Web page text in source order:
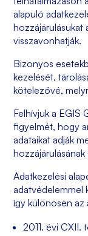
alapuló
hozzájárulásukat
visszavonhatják.
Bizonyos
kezelését,
kötelezővé,
Felhívjuk a EGIS
figyelmét, hogy
adataikat adják
Adatkezelési
adatvédelemmel
így különösen az
2011. évi